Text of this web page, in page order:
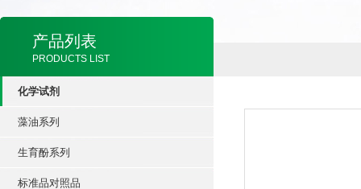
产品列表
PRODUCTS LIST
化学试剂
藻油系列
生育酚系列
标准品对照品